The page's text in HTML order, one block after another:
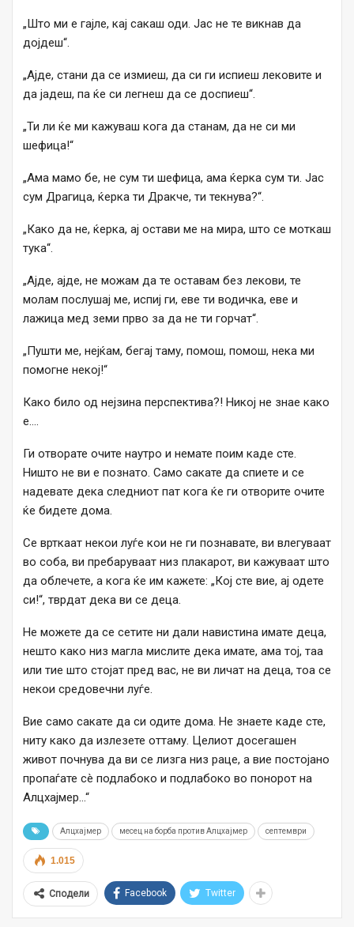
„Што ми е гајле, кај сакаш оди. Јас не те викнав да
дојдеш“.
„Ајде, стани да се измиеш, да си ги испиеш лековите и
да јадеш, па ќе си легнеш да се доспиеш“.
„Ти ли ќе ми кажуваш кога да станам, да не си ми
шефица!“
„Ама мамо бе, не сум ти шефица, ама ќерка сум ти. Јас
сум Драгица, ќерка ти Дракче, ти текнува?“.
„Како да не, ќерка, ај остави ме на мира, што се моткаш
тука“.
„Ајде, ајде, не можам да те оставам без лекови, те
молам послушај ме, испиј ги, еве ти водичка, еве и
лажица мед земи прво за да не ти горчат“.
„Пушти ме, нејќам, бегај таму, помош, помош, нека ми
помогне некој!“
Како било од нејзина перспектива?! Никој не знае како
e….
Ги отворате очите наутро и немате поим каде сте.
Ништо не ви е познато. Само сакате да спиете и се
надевате дека следниот пат кога ќе ги отворите очите
ќе бидете дома.
Се врткаат некои луѓе кои не ги познавате, ви влегуваат
во соба, ви пребаруваат низ плакарот, ви кажуваат што
да облечете, а кога ќе им кажете: „Кој сте вие, ај одете
си!“, тврдат дека ви се деца.
Не можете да се сетите ни дали навистина имате деца,
нешто како низ магла мислите дека имате, ама тој, таа
или тие што стојат пред вас, не ви личат на деца, тоа се
некои средовечни луѓе.
Вие само сакате да си одите дома. Не знаете каде сте,
ниту како да излезете оттаму. Целиот досегашен
живот почнува да ви се лизга низ раце, а вие постојано
пропаѓате сè подлабоко и подлабоко во понорот на
Алцхајмер…“
Алцхајмер месец на борба против Алцхајмер септември
1.015
Сподели Facebook Twitter